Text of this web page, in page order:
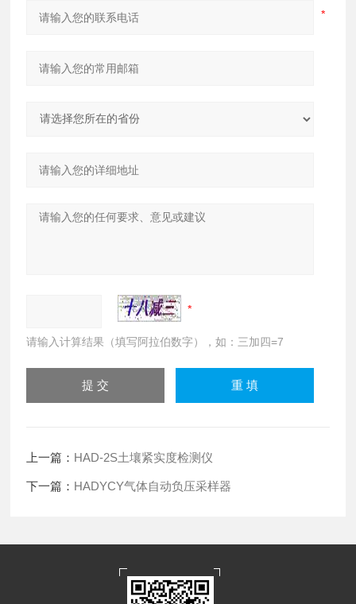
请输入计算结果（填写阿拉伯数字），如：三加四=7
上一篇： HAD-2S土壤紧实度检测仪
下一篇： HADYCY气体自动负压采样器